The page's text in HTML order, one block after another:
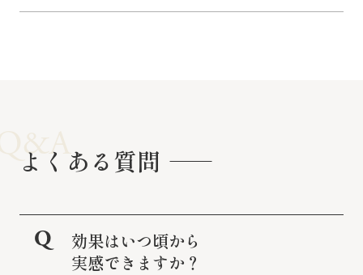
よくある質問
効果はいつ頃から
実感できますか？